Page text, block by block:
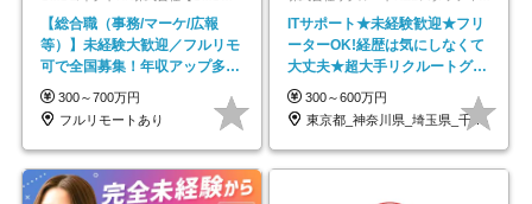
【総合職（事務/マーケ/広報
等）】未経験大歓迎／フルリモ
可で全国募集！年収アップ多数
★年休最大130日★
300～700万円
フルリモートあり
ITサポート★未経験歓迎★フリ
ーターOK!経歴は気にしなくて
大丈夫★超大手リクルートグル
ープの正社員/sg
300～600万円
東京都_神奈川県_埼玉県_千葉県_大阪府…